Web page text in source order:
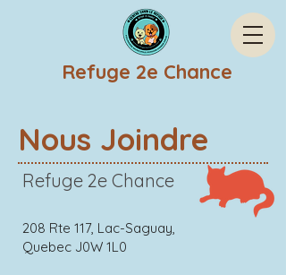
Refuge 2e Chance
Nous Joindre
Refuge 2e Chance
208 Rte 117, Lac-Saguay,
Quebec J0W 1L0